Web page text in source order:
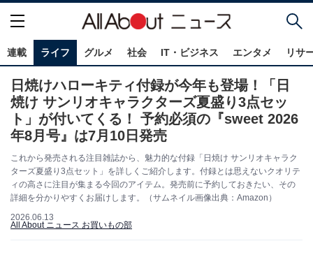
連載 ライフ グルメ 社会 IT・ビジネス エンタメ リサ
日焼けハローキティ付録が今年も登場！「日
焼け サンリオキャラクターズ夏盛り3点セッ
ト」が付いてくる！ 予約必須の『sweet 2026
年8月号』は7月10日発売
これから発売される注目雑誌から、魅力的な付録「日焼け サンリオキャラク
ターズ夏盛り3点セット」を詳しくご紹介します。付録とは思えないクオリテ
ィの高さに注目が集まる今回のアイテム。発売前に予約しておきたい、その
詳細を分かりやすくお届けします。（サムネイル画像出典：Amazon）
2026.06.13
All About ニュース お買いもの部